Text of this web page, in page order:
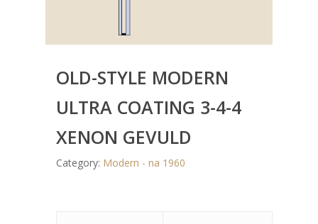
OLD-STYLE MODERN
ULTRA COATING 3-4-4
XENON GEVULD
Category: Modern - na 1960